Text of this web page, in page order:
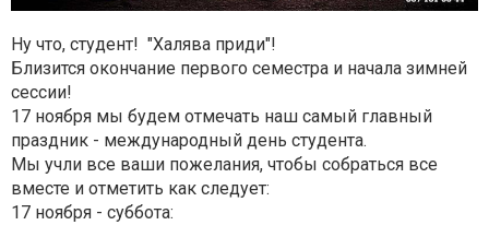
Ну что, студент! "Халява приди"!
Близится окончание первого семестра и начала зимней
сессии!
17 ноября мы будем отмечать наш самый главный
праздник - международный день студента.
Мы учли все ваши пожелания, чтобы собраться все
вместе и отметить как следует:
17 ноября - суббота: